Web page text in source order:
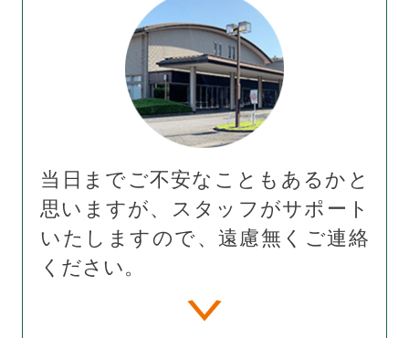
当日までご不安なこともあるかと
思いますが、スタッフがサポート
いたしますので、遠慮無くご連絡
ください。